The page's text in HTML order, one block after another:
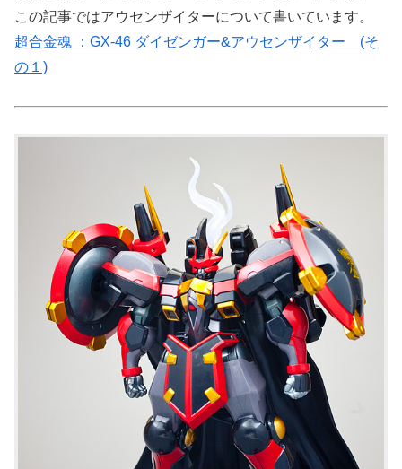
この記事ではアウセンザイターについて書いています。
超合金魂 ：GX-46 ダイゼンガー&アウセンザイター (そ
の１)